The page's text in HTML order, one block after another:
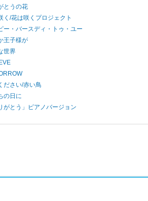
とうの花
く/花は咲くプロジェクト
ー・バースディ・トゥ・ユー
王子様が
世界
ださい/赤い鳥
の日に
がとう」ピアノバージョン